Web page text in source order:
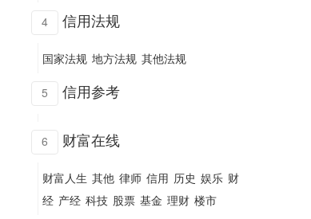
4 信用法规
国家法规 地方法规 其他法规
5 信用参考
6 财富在线
财富人生 其他 律师 信用 历史 娱乐 财
经 产经 科技 股票 基金 理财 楼市